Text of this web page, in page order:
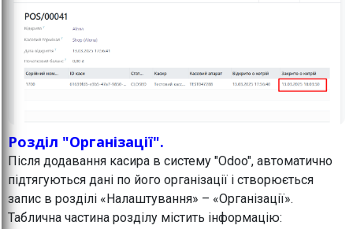
Розділ "Організації".
Після додавання касира в систему "Odoo", автоматично
підтягуються дані по його організації і створюється
запис в розділі «Налаштування» – «Організації».
Таблична частина розділу містить інформацію: